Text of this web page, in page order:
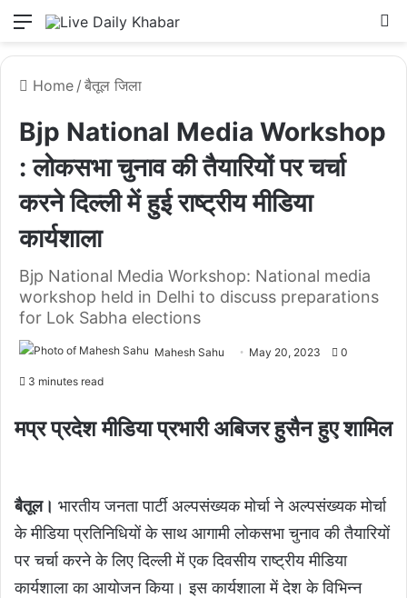
Menu
Home / बैतूल जिला
Bjp National Media Workshop
: लोकसभा चुनाव की तैयारियों पर चर्चा
करने दिल्ली में हुई राष्ट्रीय मीडिया
कार्यशाला
Bjp National Media Workshop: National media
workshop held in Delhi to discuss preparations
for Lok Sabha elections
Mahesh Sahu May 20, 2023 0
3 minutes read
मप्र प्रदेश मीडिया प्रभारी अबिजर हुसैन हुए शामिल
बैतूल। भारतीय जनता पार्टी अल्पसंख्यक मोर्चा ने अल्पसंख्यक मोर्चा
के मीडिया प्रतिनिधियों के साथ आगामी लोकसभा चुनाव की तैयारियों
पर चर्चा करने के लिए दिल्ली में एक दिवसीय राष्ट्रीय मीडिया
कार्यशाला का आयोजन किया। इस कार्यशाला में देश के विभिन्न